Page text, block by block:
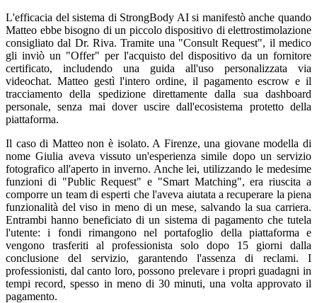
L'efficacia del sistema di StrongBody AI si manifestò anche quando
Matteo ebbe bisogno di un piccolo dispositivo di elettrostimolazione
consigliato dal Dr. Riva. Tramite una "Consult Request", il medico
gli inviò un "Offer" per l'acquisto del dispositivo da un fornitore
certificato, includendo una guida all'uso personalizzata via
videochat. Matteo gestì l'intero ordine, il pagamento escrow e il
tracciamento della spedizione direttamente dalla sua dashboard
personale, senza mai dover uscire dall'ecosistema protetto della
piattaforma.
Il caso di Matteo non è isolato. A Firenze, una giovane modella di
nome Giulia aveva vissuto un'esperienza simile dopo un servizio
fotografico all'aperto in inverno. Anche lei, utilizzando le medesime
funzioni di "Public Request" e "Smart Matching", era riuscita a
comporre un team di esperti che l'aveva aiutata a recuperare la piena
funzionalità del viso in meno di un mese, salvando la sua carriera.
Entrambi hanno beneficiato di un sistema di pagamento che tutela
l'utente: i fondi rimangono nel portafoglio della piattaforma e
vengono trasferiti al professionista solo dopo 15 giorni dalla
conclusione del servizio, garantendo l'assenza di reclami. I
professionisti, dal canto loro, possono prelevare i propri guadagni in
tempi record, spesso in meno di 30 minuti, una volta approvato il
pagamento.